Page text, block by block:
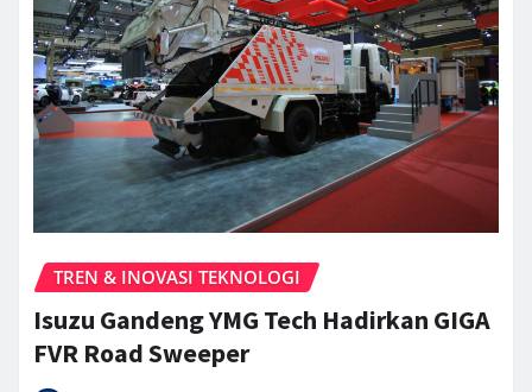
TREN & INOVASI TEKNOLOGI
Isuzu Gandeng YMG Tech Hadirkan GIGA
FVR Road Sweeper